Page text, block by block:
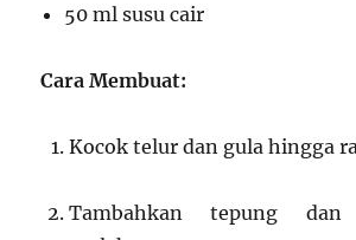
50 ml susu cair
Cara Membuat:
Kocok telur dan gula hingga
Tambahkan tepung